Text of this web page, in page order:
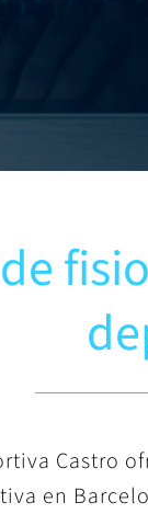
Castro
en